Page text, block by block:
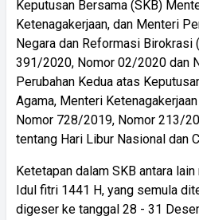
Keputusan Bersama (SKB)
Ketenagakerjaan, dan Menteri
Negara dan Reformasi Birokrasi
391/2020, Nomor 02/2020 dan
Perubahan Kedua atas
Agama, Menteri
Nomor 728/2019, Nomor 213/
tentang Hari Libur Nasional dan
Ketetapan dalam SKB antara
Idul fitri 1441 H, yang semula
digeser ke tanggal 28 - 31